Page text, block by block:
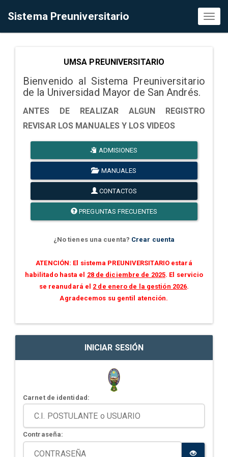
Sistema Preuniversitario
UMSA PREUNIVERSITARIO
Bienvenido al Sistema Preuniversitario
de la Universidad Mayor de San Andrés.
ANTES DE REALIZAR ALGUN REGISTRO
REVISAR LOS MANUALES Y LOS VIDEOS
ADMISIONES
MANUALES
CONTACTOS
PREGUNTAS FRECUENTES
¿No tienes una cuenta? Crear cuenta
ATENCIÓN: El sistema PREUNIVERSITARIO estará
habilitado hasta el 28 de diciembre de 2025. El servicio
se reanudará el 2 de enero de la gestión 2026.
Agradecemos su gentil atención.
INICIAR SESIÓN
Carnet de identidad:
Contraseña: